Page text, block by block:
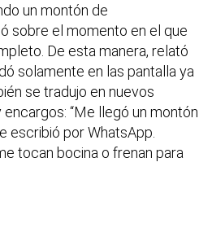
un montón de
sobre el momento en el que
De esta manera, relató
solamente en las pantalla ya
se tradujo en nuevos
“Me llegó un montón
escribió por WhatsApp.
tocan bocina o frenan para